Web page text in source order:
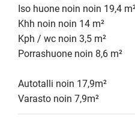
Iso huone noin noin 19,4
Khh noin noin 14 m²
Kph / wc noin 3,5 m²
Porrashuone noin 8,6 m²
Autotalli noin 17,9m²
Varasto noin 7,9m²